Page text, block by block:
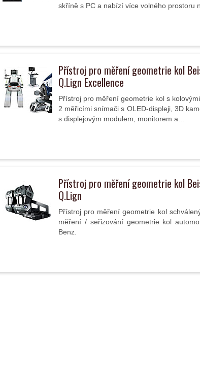
skříně s PC a nabízí více volného prostoru
Přístroj pro měření geometrie kol
Q.Lign Excellence
Přístroj pro měření geometrie kol s
2 měřicími snímači s OLED-displeji, 3D
s displejovým modulem, monitorem a...
Přístroj pro měření geometrie kol
Q.Lign
Přístroj pro měření geometrie kol
měření / seřizování geometrie kol
Benz.